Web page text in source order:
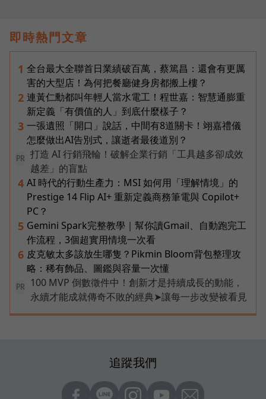
即時熱門文章
1 全台最大全聯首日業績破百萬，蔡篤昌：還會有更厲
害的大型店！為何把餐廳健身房都搬上樓？
2 連黃仁勳都叫年輕人當水電工！程世嘉：智慧通膨重
新定義「有價值的人」到底什麼樣子？
3 一張遺照「開口」說話，中間有8道關卡！翊嘉禮儀
怎麼做出AI告別式，讓逝者最後道別？
PR
打造 AI 行銷飛輪！破解企業行銷「工具越多卻成效
越差」的盲點
4 AI 時代的行動生產力：MSI 如何用「理解情境」的
Prestige 14 Flip AI+ 重新定義商務筆電與 Copilot+
PC？
5 Gemini Spark完整教學｜幫你讀Gmail、自動跑完工
作流程，3個超實用情境一次看
6 皮克敏太多該放生哪隻？Pikmin Bloom背包整理攻
略：稀有飾品、圖鑑與容量一次懂
PR
100 MVP 倒數徵件中！創新才是持續成長的動能，
永續才能成就傳奇不敗的經典➤讓每一步改變被看見
追蹤我們